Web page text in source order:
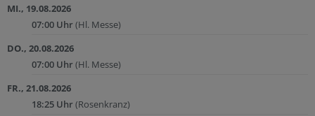
MI., 19.08.2026
07:00 Uhr(Hl. Messe)
DO., 20.08.2026
07:00 Uhr(Hl. Messe)
FR., 21.08.2026
18:25 Uhr(Rosenkranz)